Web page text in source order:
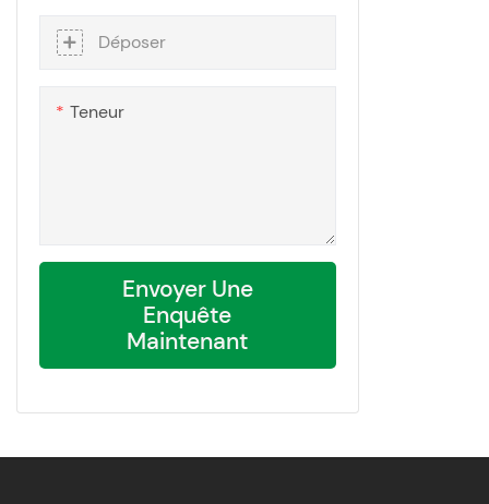
Déposer
Teneur
Envoyer Une
Enquête
Maintenant